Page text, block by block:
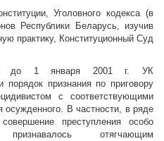
Уголовного кодекса (в
Республики Беларусь, изучив
практику, Конституционный Суд
до 1 января 2001 г. УК
порядок признания по приговору
с соответствующими
осужденного. В частности, в ряде
преступления особо
отягчающим